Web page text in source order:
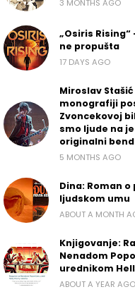
3 MONTHS AGO
„Osiris Rising“
ne propušta
17 DAYS AGO
Miroslav
monografiji
Zvoncekovoj
smo ljude na
originalni bend
5 MONTHS AGO
Dina: Roman
ljudskom umu
ABOUT A MONTH
Knjigovanje:
Nenadom
urednikom
ABOUT A YEAR AGO